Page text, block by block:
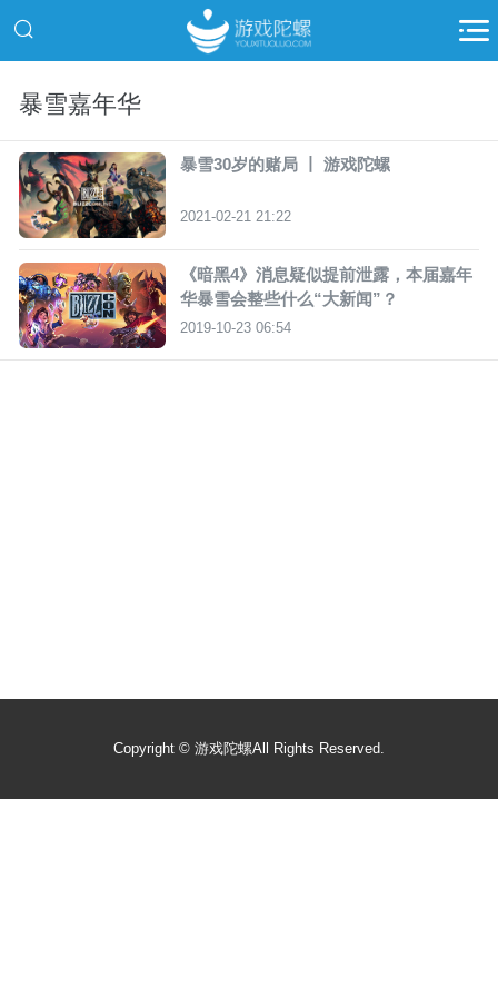
暴雪嘉年华
暴雪30岁的赌局 丨 游戏陀螺
2021-02-21 21:22
《暗黑4》消息疑似提前泄露，本届嘉年
华暴雪会整些什么“大新闻”？
2019-10-23 06:54
Copyright © 游戏陀螺All Rights Reserved.